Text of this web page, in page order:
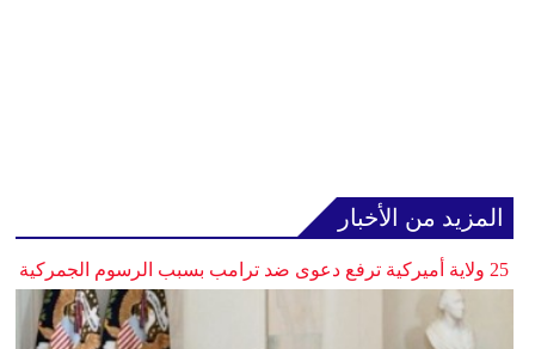
المزيد من الأخبار
25 ولاية أميركية ترفع دعوى ضد ترامب بسبب الرسوم الجمركية